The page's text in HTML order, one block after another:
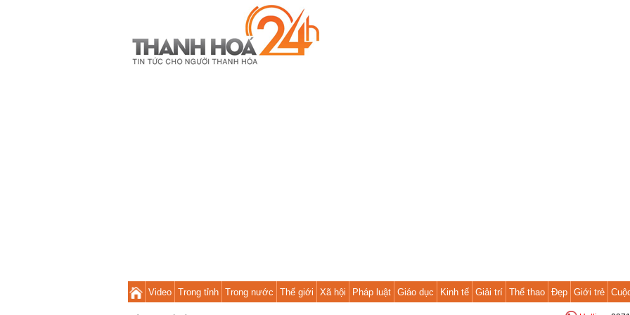
Video Trong tỉnh Trong nước Thế giới Xã hội Pháp luật Giáo dục Kinh tế Giải trí Thể thao Đẹp Giới trẻ